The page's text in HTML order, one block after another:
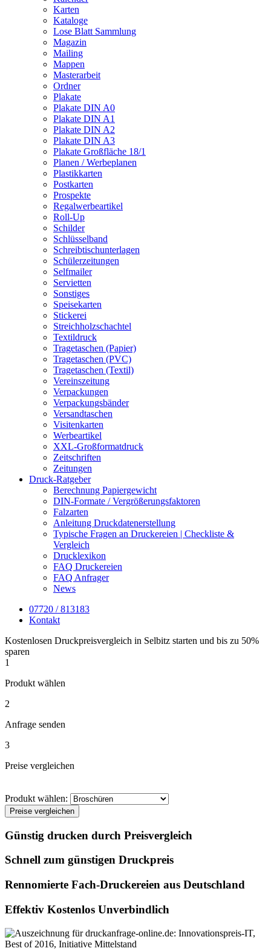
Karten
Kataloge
Lose Blatt Sammlung
Magazin
Mailing
Mappen
Masterarbeit
Ordner
Plakate
Plakate DIN A0
Plakate DIN A1
Plakate DIN A2
Plakate DIN A3
Plakate Großfläche 18/1
Planen / Werbeplanen
Plastikkarten
Postkarten
Prospekte
Regalwerbeartikel
Roll-Up
Schilder
Schlüsselband
Schreibtischunterlagen
Schülerzeitungen
Selfmailer
Servietten
Sonstiges
Speisekarten
Stickerei
Streichholzschachtel
Textildruck
Tragetaschen (Papier)
Tragetaschen (PVC)
Tragetaschen (Textil)
Vereinszeitung
Verpackungen
Verpackungsbänder
Versandtaschen
Visitenkarten
Werbeartikel
XXL-Großformatdruck
Zeitschriften
Zeitungen
Druck-Ratgeber
Berechnung Papiergewicht
DIN-Formate / Vergrößerungsfaktoren
Falzarten
Anleitung Druckdatenerstellung
Typische Fragen an Druckereien | Checkliste &
Vergleich
Drucklexikon
FAQ Druckereien
FAQ Anfrager
News
07720 / 813183
Kontakt
Kostenlosen Druckpreisvergleich in Selbitz starten und bis zu 50%
sparen
1
Produkt wählen
2
Anfrage senden
3
Preise vergleichen
Produkt wählen:
Preise vergleichen
Günstig drucken durch Preisvergleich
Schnell zum günstigen Druckpreis
Rennomierte Fach-Druckereien aus Deutschland
Effektiv Kostenlos Unverbindlich